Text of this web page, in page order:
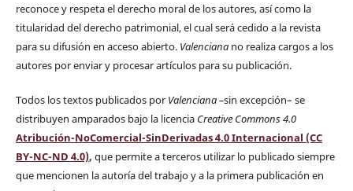
reconoce y respeta el derecho moral de los autores, así como la
titularidad del derecho patrimonial, el cual será cedido a la revista
para su difusión en acceso abierto. Valencianano realiza cargos a los
autores por enviar y procesar artículos para su publicación.
Todos los textos publicados por Valenciana–sin excepción– se
distribuyen amparados bajo la licencia Creative Commons 4.0
Atribución-NoComercial-SinDerivadas 4.0 Internacional (CC
BY-NC-ND 4.0), que permite a terceros utilizar lo publicado siempre
que mencionen la autoría del trabajo y a la primera publicación en